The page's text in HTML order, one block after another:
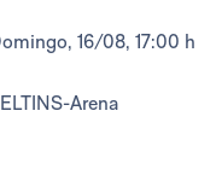
domingo, 16/08, 17:00 h
VELTINS-Arena